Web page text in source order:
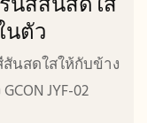
ตัว
นสดใสให้กับข้าง
JYF-02